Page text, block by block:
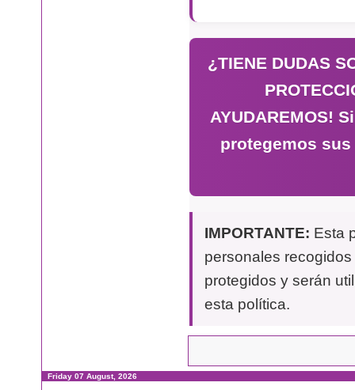
¿TIENE DUDAS
AYUDAREMOS!
protegemos
IMPORTANTE: Esta
personales
protegidos y serán
esta política.
Friday 07 August, 2026